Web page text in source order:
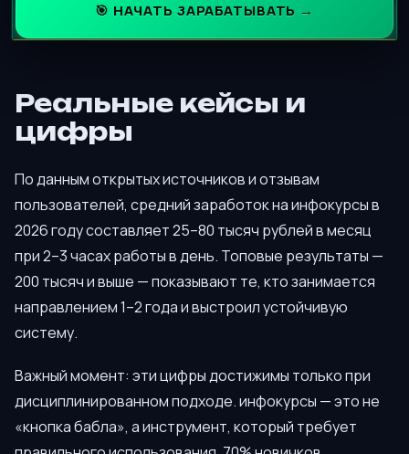
🎯 НАЧАТЬ ЗАРАБАТЫВАТЬ →
Реальные кейсы и
цифры
По данным открытых источников и отзывам
пользователей, средний заработок на инфокурсы в
2026 году составляет 25–80 тысяч рублей в месяц
при 2–3 часах работы в день. Топовые результаты —
200 тысяч и выше — показывают те, кто занимается
направлением 1–2 года и выстроил устойчивую
систему.
Важный момент: эти цифры достижимы только при
дисциплинированном подходе. инфокурсы — это не
«кнопка бабла», а инструмент, который требует